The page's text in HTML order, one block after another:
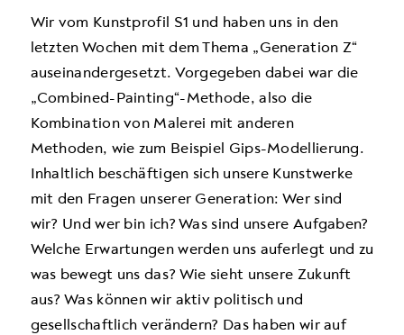
Wir vom Kunstprofil S1 und haben uns in den
letzten Wochen mit dem Thema „Generation Z“
auseinandergesetzt. Vorgegeben dabei war die
„Combined-Painting“-Methode, also die
Kombination von Malerei mit anderen
Methoden, wie zum Beispiel Gips-Modellierung.
Inhaltlich beschäftigen sich unsere Kunstwerke
mit den Fragen unserer Generation: Wer sind
wir? Und wer bin ich? Was sind unsere Aufgaben?
Welche Erwartungen werden uns auferlegt und zu
was bewegt uns das? Wie sieht unsere Zukunft
aus? Was können wir aktiv politisch und
gesellschaftlich verändern? Das haben wir auf